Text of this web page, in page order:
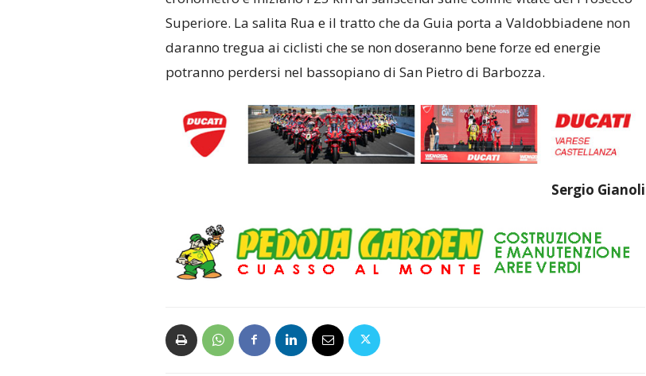
Superiore. La salita Rua e il tratto che da Guia porta a Valdobbiadene non
daranno tregua ai ciclisti che se non doseranno bene forze ed energie
potranno perdersi nel bassopiano di San Pietro di Barbozza.
Sergio Gianoli